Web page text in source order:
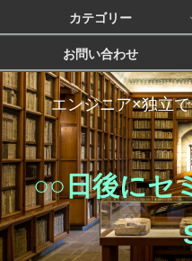
エンジニア×独立
○○日後にセ
カテゴリー
お問い合わせ